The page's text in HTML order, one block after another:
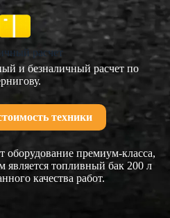
расчет
и безналичный расчет по
техники
оборудование премиум-класса,
является топливный бак 200 л
качества работ.